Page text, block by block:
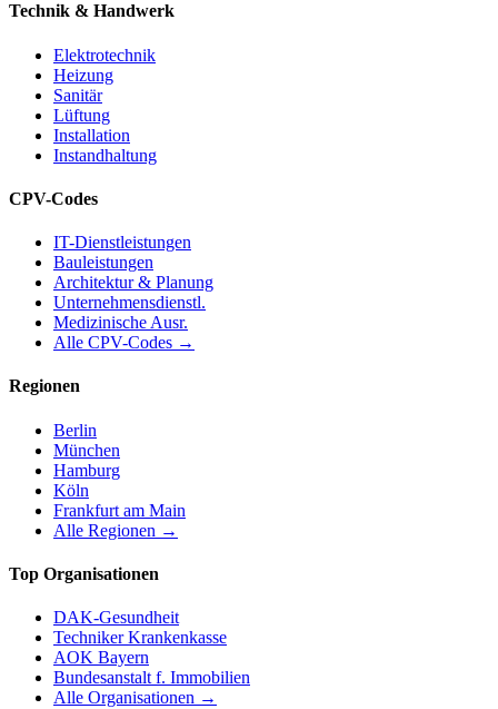
Technik & Handwerk
Elektrotechnik
Heizung
Sanitär
Lüftung
Installation
Instandhaltung
CPV-Codes
IT-Dienstleistungen
Bauleistungen
Architektur & Planung
Unternehmensdienstl.
Medizinische Ausr.
Alle CPV-Codes →
Regionen
Berlin
München
Hamburg
Köln
Frankfurt am Main
Alle Regionen →
Top Organisationen
DAK-Gesundheit
Techniker Krankenkasse
AOK Bayern
Bundesanstalt f. Immobilien
Alle Organisationen →